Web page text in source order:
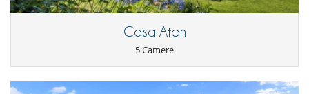
Casa Aton
5 Camere